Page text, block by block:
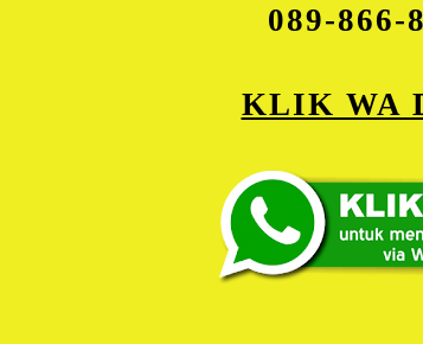
089-866-
KLIK WA